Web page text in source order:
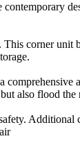
corner unit
also flood